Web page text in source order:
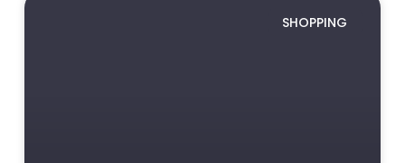
SHOPPING